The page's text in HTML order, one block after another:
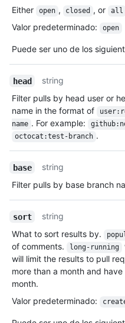
Either
open , closed , or all
Valor predeterminado: open
Puede ser uno de los
head
string
Filter pulls by head user or
name in the format of
name . For example:
octocat:test-branch .
base
string
Filter pulls by base branch
sort
string
What to sort results by.
of comments.
long-running
will limit the results to pull
more than a month and
month.
Valor predeterminado: